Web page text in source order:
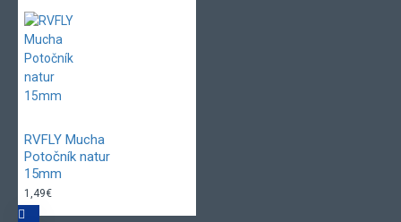
RVFLY Mucha
Potočník natur
15mm
1,49€